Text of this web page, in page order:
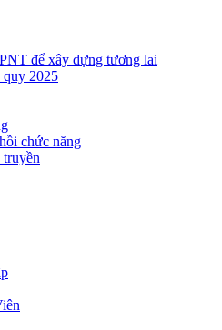
để xây dựng tương lai
quy 2025
chức năng